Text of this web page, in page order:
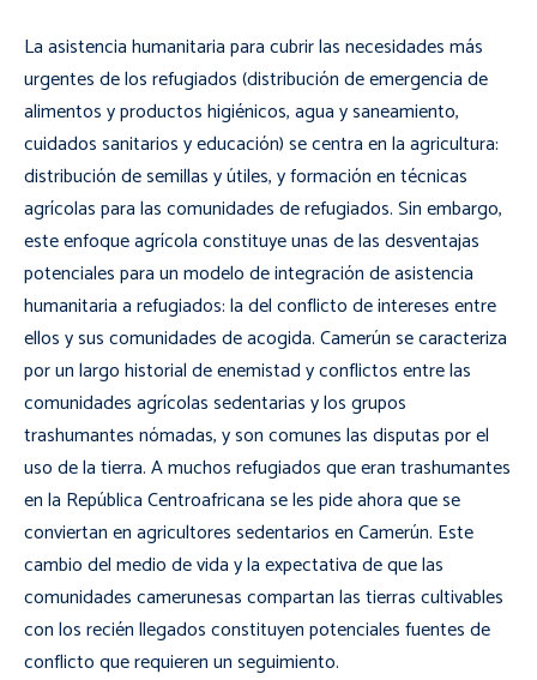
La asistencia humanitaria para cubrir las necesidades más
urgentes de los refugiados (distribución de emergencia de
alimentos y productos higiénicos, agua y saneamiento,
cuidados sanitarios y educación) se centra en la agricultura:
distribución de semillas y útiles, y formación en técnicas
agrícolas para las comunidades de refugiados. Sin embargo,
este enfoque agrícola constituye unas de las desventajas
potenciales para un modelo de integración de asistencia
humanitaria a refugiados: la del conflicto de intereses entre
ellos y sus comunidades de acogida. Camerún se caracteriza
por un largo historial de enemistad y conflictos entre las
comunidades agrícolas sedentarias y los grupos
trashumantes nómadas, y son comunes las disputas por el
uso de la tierra. A muchos refugiados que eran trashumantes
en la República Centroafricana se les pide ahora que se
conviertan en agricultores sedentarios en Camerún. Este
cambio del medio de vida y la expectativa de que las
comunidades camerunesas compartan las tierras cultivables
con los recién llegados constituyen potenciales fuentes de
conflicto que requieren un seguimiento.